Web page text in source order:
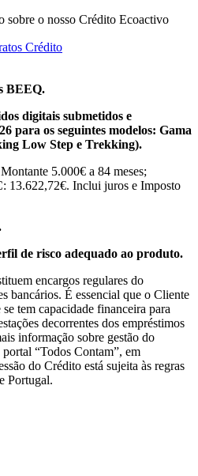
sobre o nosso Crédito Ecoactivo
Crédito
BEEQ.
digitais submetidos e
para os seguintes modelos: Gama
Low Step e Trekking).
5.000€ a 84 meses;
13.622,72€. Inclui juros e Imposto
de risco adequado ao produto.
encargos regulares do
bancários. É essencial que o Cliente
tem capacidade financeira para
decorrentes dos empréstimos
informação sobre gestão do
“Todos Contam”, em
do Crédito está sujeita às regras
Portugal.